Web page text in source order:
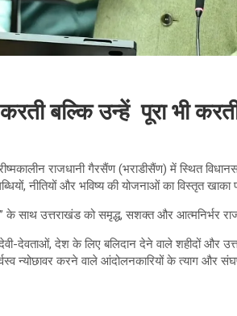
बल्कि उन्हें पूरा भी
राजधानी गैरसैंण (भराडीसैंण) में स्थित
नीतियों और भविष्य की योजनाओं का विस्तृत खाका
के साथ उत्तराखंड को समृद्ध, सशक्त और आत्मनिर्भर
देवताओं, देश के लिए बलिदान देने वाले शहीदों और
न्योछावर करने वाले आंदोलनकारियों के त्याग और